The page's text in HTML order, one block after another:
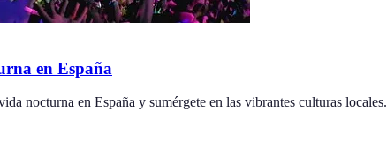
en España
nocturna en España y sumérgete en las vibrantes culturas locales.